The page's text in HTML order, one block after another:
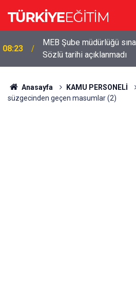
08:23
MEB Şube müdürlüğü
Sözlü tarihi açıklanmadı
Anasayfa KAMU PERSONELİ
süzgecinden geçen masumlar (2)